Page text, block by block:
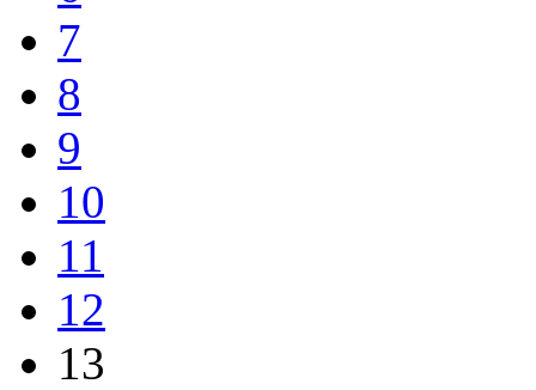
7
8
9
10
11
12
13